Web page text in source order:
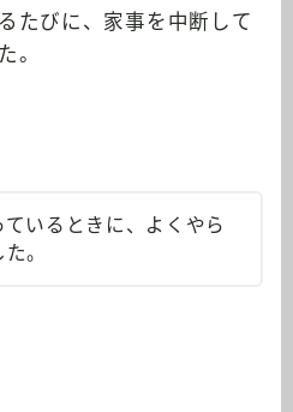
たびに、家事を中断して
。
いるときに、よくやら
。